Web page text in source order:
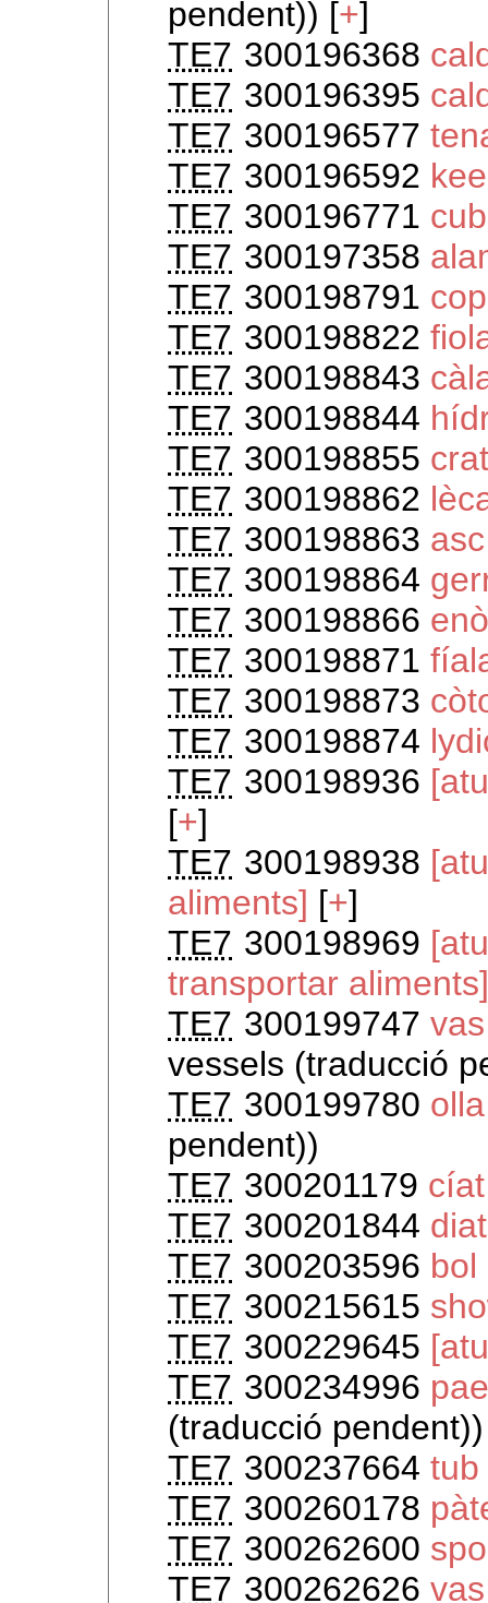
pendent)) [+]
TE7 300196368
TE7 300196395
TE7 300196577
TE7 300196592
TE7 300196771
TE7 300197358
TE7 300198791
TE7 300198822
TE7 300198843
TE7 300198844
TE7 300198855
TE7 300198862
TE7 300198863 asc
TE7 300198864
TE7 300198866
TE7 300198871
TE7 300198873
TE7 300198874
TE7 300198936
[+]
TE7 300198938
aliments] [+]
TE7 300198969
transportar
TE7 300199747
vessels (traducció
TE7 300199780 olla
pendent))
TE7 300201179 cíat
TE7 300201844
TE7 300203596 bol
TE7 300215615
TE7 300229645
TE7 300234996
(traducció pendent))
TE7 300237664tub
TE7 300260178
TE7 300262600
TE7 300262626